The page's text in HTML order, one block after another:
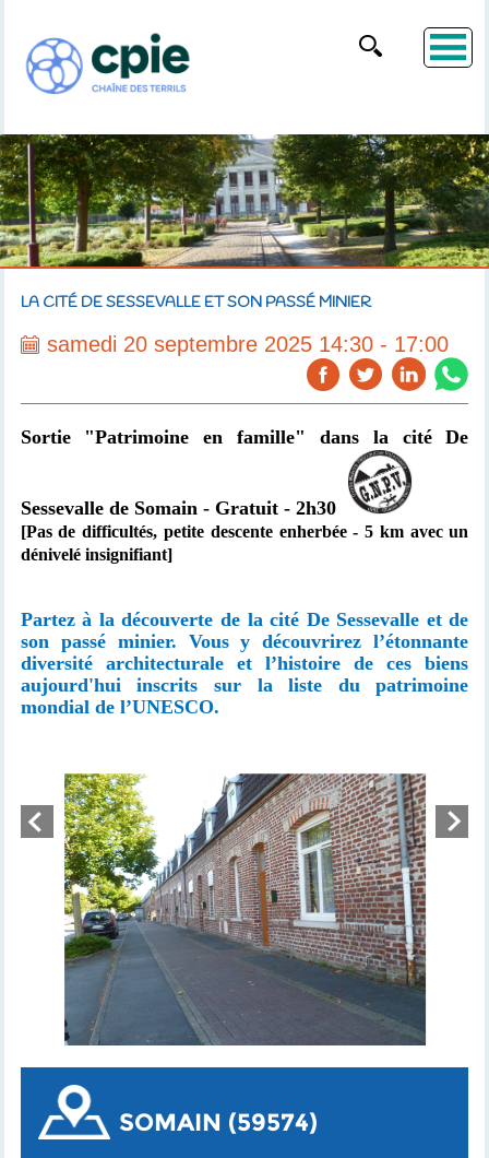
LA CITÉ DE SESSEVALLE ET SON PASSÉ MINIER
samedi 20 septembre 2025 14:30 - 17:00
Sortie "Patrimoineen famille" dans la cité De
Sessevalle de Somain - Gratuit - 2h30
[Pas de difficultés, petite descente enherbée - 5 km avec un
dénivelé insignifiant]
Partez à la découverte de la cité De Sessevalle et de
son passé minier. Vous y découvrirez l’étonnante
diversité architecturale et l’histoire de ces biens
aujourd'hui inscrits sur la liste du patrimoine
mondial de l’UNESCO.
SOMAIN (59574)